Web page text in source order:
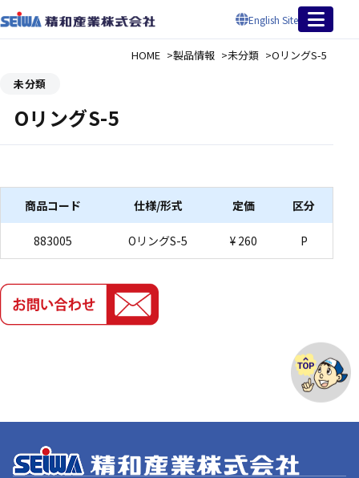
English Site
HOME 製品情報 未分類
OリングS-5
未分類
OリングS-5
商品コード 仕様/形式 定価 区分
883005 OリングS-5 ¥ 260 P